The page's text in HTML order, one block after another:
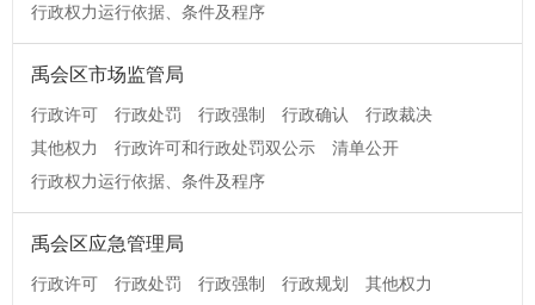
行政权力运行依据、条件及程序
禹会区市场监管局
行政许可 行政处罚 行政强制 行政确认
行政裁决
其他权力
行政许可和行政处罚双公示
清单公开
行政权力运行依据、条件及程序
禹会区应急管理局
行政许可 行政处罚 行政强制 行政规划
其他权力